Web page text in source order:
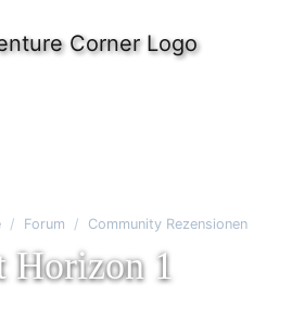
Forum Community Rezensionen
Horizon 1